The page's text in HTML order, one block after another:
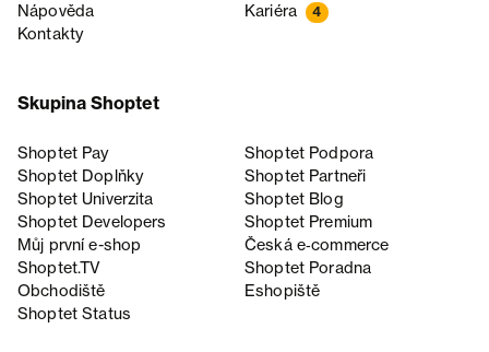
Nápověda
Kariéra 4
Kontakty
Skupina Shoptet
Shoptet Pay
Shoptet Podpora
Shoptet Doplňky
Shoptet Partneři
Shoptet Univerzita
Shoptet Blog
Shoptet Developers
Shoptet Premium
Můj první e-shop
Česká e‑commerce
Shoptet.TV
Shoptet Poradna
Obchodiště
Eshopiště
Shoptet Status